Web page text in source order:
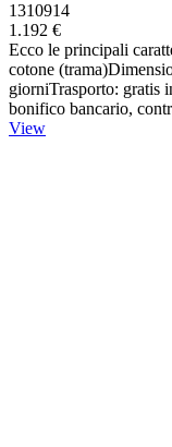
1310914
1.192 €
Ecco le principali
cotone
giorniTrasporto: gratis
bonifico bancario,
View